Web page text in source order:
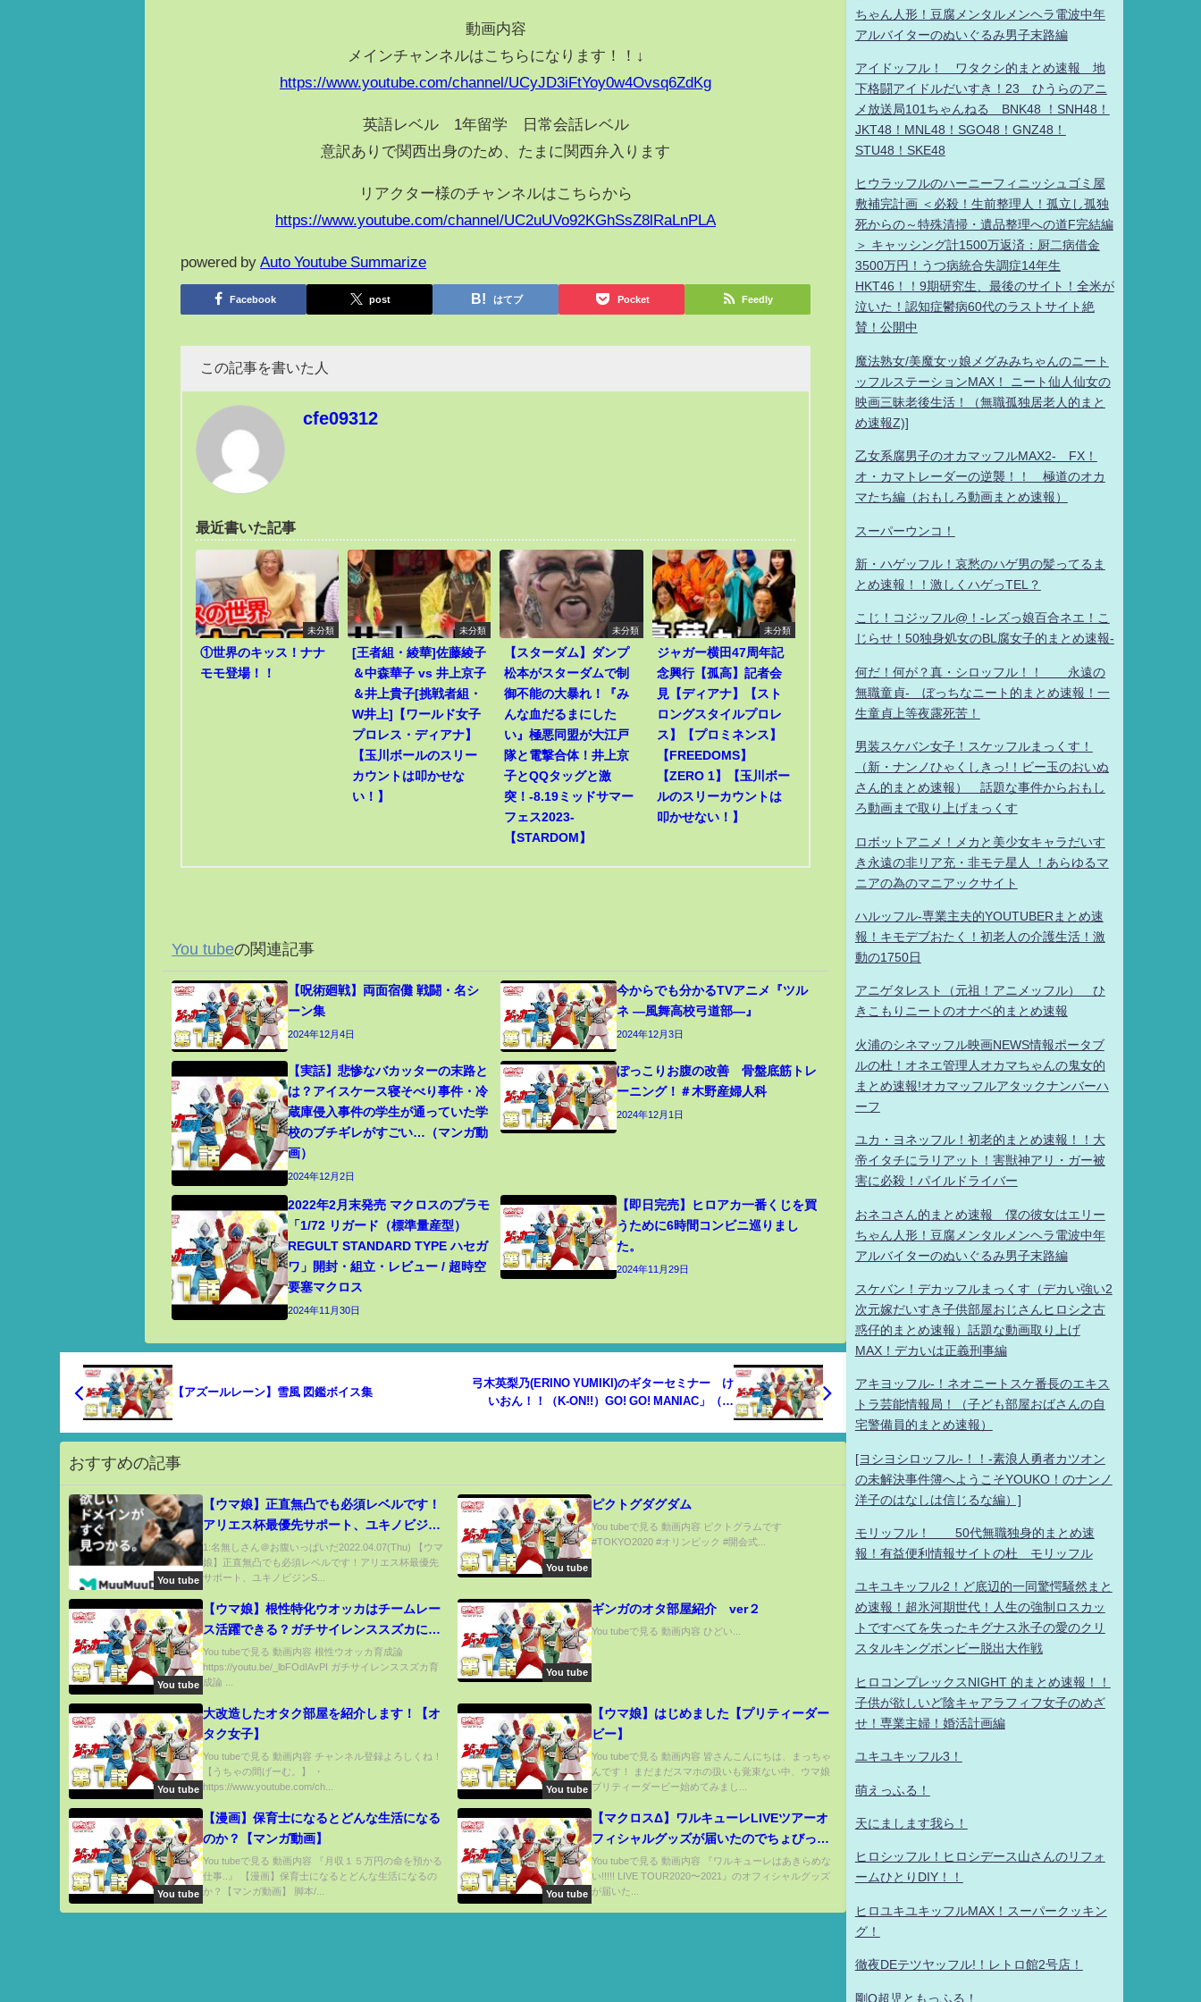
動画内容
メインチャンネルはこちらになります！！↓
https://www.youtube.com/channel/UCyJD3iFtYoy0w4Ovsq6ZdKg
英語レベル 1年留学 日常会話レベル
意訳ありで関西出身のため、たまに関西弁入ります
リアクター様のチャンネルはこちらから
https://www.youtube.com/channel/UC2uUVo92KGhSsZ8lRaLnPLA
powered by Auto Youtube Summarize
Facebook post はてブ Pocket Feedly
この記事を書いた人
cfe09312
最近書いた記事
未分類
①世界のキッス！ナナ
モモ登場！！
未分類
[王者組・綾華]佐藤綾子
＆中森華子 vs 井上京子
＆井上貴子[挑戦者組・
W井上]【ワールド女子
プロレス・ディアナ】
【玉川ボールのスリー
カウントは叩かせな
い！】
未分類
【スターダム】ダンプ
松本がスターダムで制
御不能の大暴れ！『み
んな血だるまにした
い』極悪同盟が大江戸
隊と電撃合体！井上京
子とQQタッグと激
突！-8.19ミッドサマー
フェス2023-
【STARDOM】
未分類
ジャガー横田47周年記
念興行【孤高】記者会
見【ディアナ】【スト
ロングスタイルプロレ
ス】【プロミネンス】
【FREEDOMS】
【ZERO 1】【玉川ボー
ルのスリーカウントは
叩かせない！】
You tubeの関連記事
【呪術廻戦】両面宿儺 戦闘・名シ
ーン集
2024年12月4日
今からでも分かるTVアニメ『ツル
ネ ―風舞高校弓道部―』
2024年12月3日
【実話】悲惨なバカッターの末路と
は？アイスケース寝そべり事件・冷
蔵庫侵入事件の学生が通っていた学
校のブチギレがすごい…（マンガ動
画）
2024年12月2日
ぽっこりお腹の改善 骨盤底筋トレ
ーニング！＃木野産婦人科
2024年12月1日
2022年2月末発売 マクロスのプラモ
「1/72 リガード（標準量産型）
REGULT STANDARD TYPE ハセガ
ワ」開封・組立・レビュー / 超時空
要塞マクロス
2024年11月30日
【即日完売】ヒロアカ一番くじを買
うために6時間コンビニ巡りまし
た。
2024年11月29日
【アズールレーン】雪風 図鑑ボイス集
弓木英梨乃(ERINO YUMIKI)のギターセミナー け
いおん！！（K-ON!!）GO! GO! MANIAC」（ゴ
おすすめの記事
You tube
【ウマ娘】正直無凸でも必須レベルです！
アリエス杯最優先サポート、ユキノビジン
SSR徹底解説します！無凸でもなぜ必須な
のか、ノンストップガールと良バ場の鬼ど
っちが優先？【ノンストップガール/編成】
1:名無しさん＠お腹いっぱいだ2022.04.07(Thu) 【ウマ
娘】正直無凸でも必須レベルです！アリエス杯最優先
サポート、ユキノビジンS...
You tube
ピクトグダグダム
You tubeで見る 動画内容 ピクトグラムです
#TOKYO2020 #オリンピック #開会式...
You tube
【ウマ娘】根性特化ウオッカはチームレー
ス活躍できる？ガチサイレンススズカに勝
てるのか？【ウマ娘検証#2】
You tubeで見る 動画内容 根性ウオッカ育成論
https://youtu.be/_lbFOdIAvPI ガチサイレンススズカ育
成論 ...
You tube
ギンガのオタ部屋紹介 ver２
You tubeで見る 動画内容 ひどい...
You tube
大改造したオタク部屋を紹介します！【オ
タク女子】
You tubeで見る 動画内容 チャンネル登録よろしくね！
【うちゃの間げーむ。】 ・
https://www.youtube.com/ch...
You tube
【ウマ娘】はじめました【プリティーダー
ビー】
You tubeで見る 動画内容 皆さんこんにちは、まっちゃ
んです！ まだまだスマホの扱いも覚束ない中、ウマ娘
プリティーダービー始めてみまし...
You tube
【漫画】保育士になるとどんな生活になる
のか？【マンガ動画】
You tubeで見る 動画内容 『月収１５万円の命を預かる
仕事..』 【漫画】保育士になるとどんな生活になるの
か？【マンガ動画】 脚本/...
You tube
【マクロスΔ】ワルキューレLIVEツアーオ
フィシャルグッズが届いたのでちょびっと
紹介！！！
You tubeで見る 動画内容 『ワルキューレはあきらめな
い!!!!! LIVE TOUR2020〜2021』のオフィシャルグッズ
が届いた...
ちゃん人形！豆腐メンタルメンヘラ電波中年
アルバイターのぬいぐるみ男子末路編
アイドッフル！ ワタクシ的まとめ速報 地
下格闘アイドルだいすき！23 ひうらのアニ
メ放送局101ちゃんねる BNK48 ！SNH48！
JKT48！MNL48！SGO48！GNZ48！
STU48！SKE48
ヒウラッフルのハーニーフィニッシュゴミ屋
敷補完計画 ＜必殺！生前整理人！孤立し孤独
死からの～特殊清掃・遺品整理への道F完結編
＞ キャッシング計1500万返済：厨二病借金
3500万円！うつ病統合失調症14年生
HKT46！！9期研究生、最後のサイト！全米が
泣いた！認知症鬱病60代のラストサイト絶
賛！公開中
魔法熟女/美魔女ッ娘メグみみちゃんのニート
ッフルステーションMAX！ ニート仙人仙女の
映画三昧老後生活！（無職孤独居老人的まと
め速報Z)]
乙女系腐男子のオカマッフルMAX2- FX！
オ・カマトレーダーの逆襲！！ 極道のオカ
マたち編（おもしろ動画まとめ速報）
スーパーウンコ！
新・ハゲッフル！哀愁のハゲ男の髪ってるま
とめ速報！！激しくハゲっTEL？
こじ！コジッフル@！-レズっ娘百合ネエ！こ
じらせ！50独身処女のBL腐女子的まとめ速報-
何だ！何が？真・シロッフル！！ 永遠の
無職童貞- ぼっちなニート的まとめ速報！一
生童貞上等夜露死苦！
男装スケバン女子！スケッフルまっくす！
（新・ナンノひゃくしきっ!！ビー玉のおいぬ
さん的まとめ速報） 話題な事件からおもし
ろ動画まで取り上げまっくす
ロボットアニメ！メカと美少女キャラだいす
き永遠の非リア充・非モテ星人 ！あらゆるマ
ニアの為のマニアックサイト
ハルッフル-専業主夫的YOUTUBERまとめ速
報！キモデブおたく！初老人の介護生活！激
動の1750日
アニゲタレスト（元祖！アニメッフル） ひ
きこもりニートのオナベ的まとめ速報
火浦のシネマッフル映画NEWS情報ポータブ
ルの杜！オネエ管理人オカマちゃんの鬼女的
まとめ速報!オカマッフルアタックナンバーハ
ーフ
ユカ・ヨネッフル！初老的まとめ速報！！大
帝イタチにラリアット！害獣神アリ・ガー被
害に必殺！パイルドライバー
おネコさん的まとめ速報 僕の彼女はエリー
ちゃん人形！豆腐メンタルメンヘラ電波中年
アルバイターのぬいぐるみ男子末路編
スケバン！デカッフルまっくす（デカい強い2
次元嫁だいすき子供部屋おじさんヒロシ之古
惑仔的まとめ速報）話題な動画取り上げ
MAX！デカいは正義刑事編
アキヨッフル-！ネオニートスケ番長のエキス
トラ芸能情報局！（子ども部屋おばさんの自
宅警備員的まとめ速報）
[ヨシヨシロッフル-！！-素浪人勇者カツオン
の未解決事件簿へようこそYOUKO！のナンノ
洋子のはなしは信じるな編）]
モリッフル！ 50代無職独身的まとめ速
報！有益便利情報サイトの杜 モリッフル
ユキユキッフル2！ど底辺的一同驚愕騒然まと
め速報！超氷河期世代！人生の強制ロスカッ
トですべてを失ったキグナス氷子の愛のクリ
スタルキングボンビー脱出大作戦
ヒロコンプレックスNIGHT 的まとめ速報！！
子供が欲しいど陰キャアラフィフ女子のめざ
せ！専業主婦！婚活計画編
ユキユキッフル3！
萌えっふる！
天にまします我ら！
ヒロシッフル！ヒロシデース山さんのリフォ
ームひとりDIY！！
ヒロユキユキッフルMAX！スーパークッキン
グ！
徹夜DEテツヤッフル!！レトロ館2号店！
剛Q超児ともっふる！